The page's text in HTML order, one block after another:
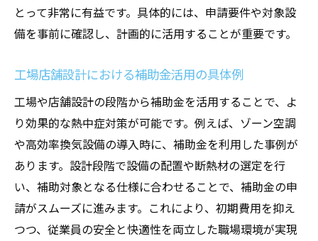
とって非常に有益です。具体的には、申請要件や対象設
備を事前に確認し、計画的に活用することが重要です。
工場店舗設計における補助金活用の具体例
工場や店舗設計の段階から補助金を活用することで、よ
り効果的な熱中症対策が可能です。例えば、ゾーン空調
や高効率換気設備の導入時に、補助金を利用した事例が
あります。設計段階で設備の配置や断熱材の選定を行
い、補助対象となる仕様に合わせることで、補助金の申
請がスムーズに進みます。これにより、初期費用を抑え
つつ、従業員の安全と快適性を両立した職場環境が実現